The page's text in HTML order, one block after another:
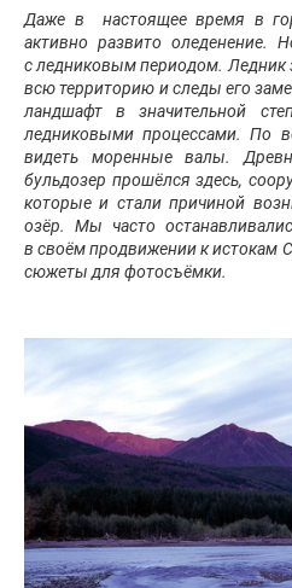
Даже в настоящее время в
активно развито оледенение.
с ледниковым периодом. Ледник
всю территорию и следы его
ландшафт в значительной
ледниковыми процессами. По
видеть моренные валы.
бульдозер прошёлся здесь,
которые и стали причиной
озёр. Мы часто
в своём продвижении к истокам
сюжеты для фотосъёмки.